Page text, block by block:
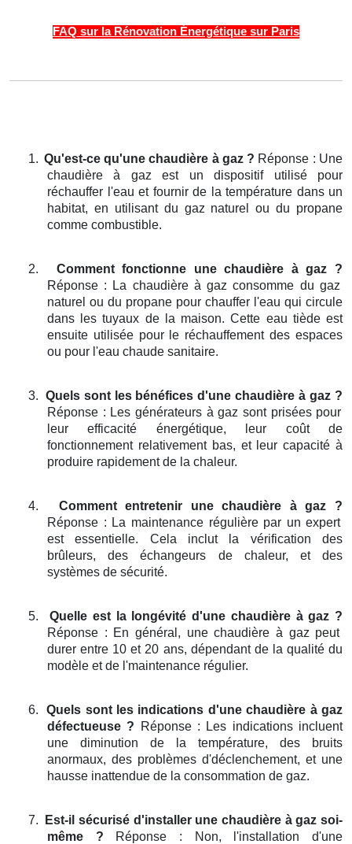
FAQ sur la Rénovation Énergétique sur Paris
1. Qu'est-ce qu'une chaudière à gaz ? Réponse : Une
chaudière à gaz est un dispositif utilisé pour
réchauffer l'eau et fournir de la température dans un
habitat, en utilisant du gaz naturel ou du propane
comme combustible.
2.
Comment fonctionne une chaudière à gaz ?
Réponse : La chaudière à gaz consomme du gaz
naturel ou du propane pour chauffer l'eau qui circule
dans les tuyaux de la maison. Cette eau tiède est
ensuite utilisée pour le réchauffement des espaces
ou pour l'eau chaude sanitaire.
3. Quels sont les bénéfices d'une chaudière à gaz ?
Réponse : Les générateurs à gaz sont prisées pour
leur efficacité énergétique, leur coût de
fonctionnement relativement bas, et leur capacité à
produire rapidement de la chaleur.
4.
Comment entretenir une chaudière à gaz ?
Réponse : La maintenance régulière par un expert
est essentielle. Cela inclut la vérification des
brûleurs, des échangeurs de chaleur, et des
systèmes de sécurité.
5.
Quelle est la longévité d'une chaudière à gaz ?
Réponse : En général, une chaudière à gaz peut
durer entre 10 et 20 ans, dépendant de la qualité du
modèle et de l'maintenance régulier.
6.
Quels sont les indications d'une chaudière à gaz
défectueuse ? Réponse : Les indications incluent
une diminution de la température, des bruits
anormaux, des problèmes d'déclenchement, et une
hausse inattendue de la consommation de gaz.
7.
Est-il sécurisé d'installer une chaudière à gaz soi-
même ? Réponse : Non, l'installation d'une